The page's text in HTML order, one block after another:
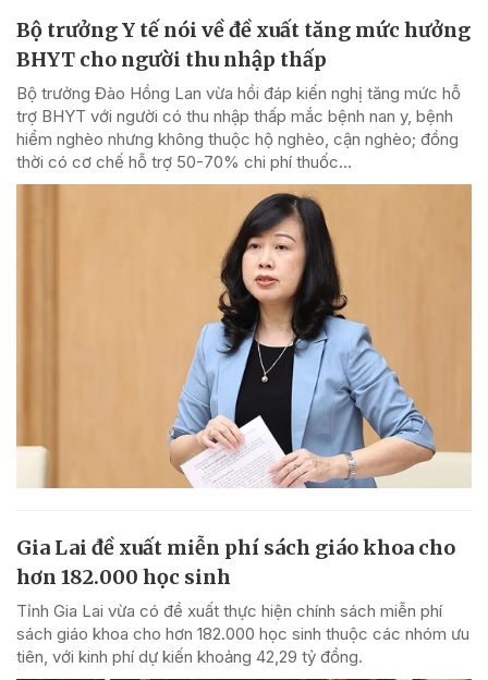
Bộ trưởng Y tế nói về đề xuất tăng mức hưởng
BHYT cho người thu nhập thấp
Bộ trưởng Đào Hồng Lan vừa hồi đáp kiến nghị tăng mức hỗ
trợ BHYT với người có thu nhập thấp mắc bệnh nan y, bệnh
hiểm nghèo nhưng không thuộc hộ nghèo, cận nghèo; đồng
thời có cơ chế hỗ trợ 50-70% chi phí thuốc...
Gia Lai đề xuất miễn phí sách giáo khoa cho
hơn 182.000 học sinh
Tỉnh Gia Lai vừa có đề xuất thực hiện chính sách miễn phí
sách giáo khoa cho hơn 182.000 học sinh thuộc các nhóm ưu
tiên, với kinh phí dự kiến khoảng 42,29 tỷ đồng.